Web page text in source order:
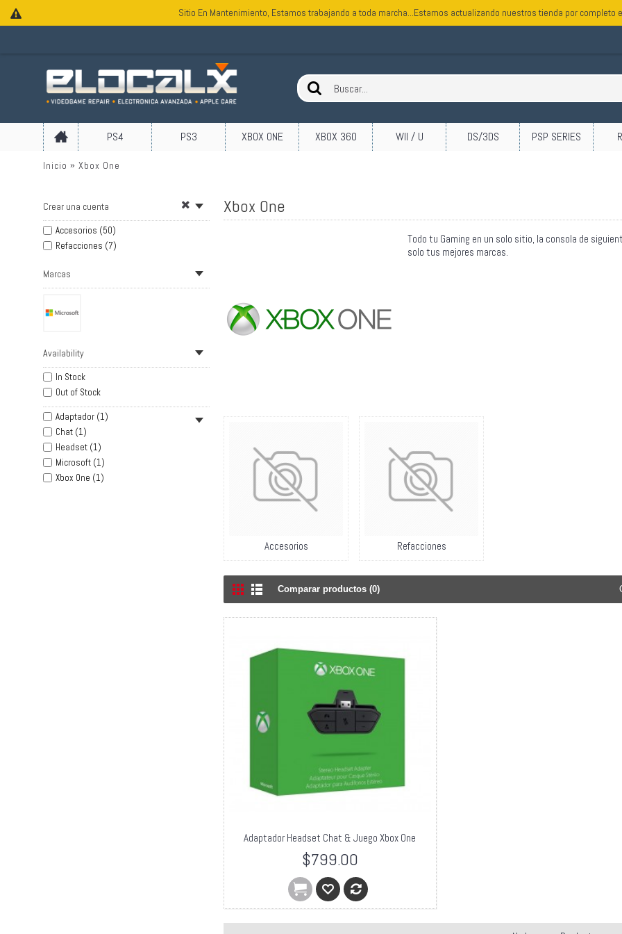
Sitio En Mantenimiento, Estamos trabajando a toda marcha...Estamos actualizando nuestros tienda por completo
PS4 PS3 XBOX ONE XBOX 360 WII / U DS/3DS PSP SERIES
Inicio Xbox One
Crear una cuenta
Accesorios (50)
Refacciones (7)
Marcas
Availability
In Stock
Out of Stock
Adaptador (1)
Chat (1)
Headset (1)
Microsoft (1)
Xbox One (1)
Xbox One
Todo tu Gaming en un solo sitio, la consola de
solo tus mejores marcas.
Accesorios Refacciones
Comparar productos (0)
Adaptador Headset Chat & Juego Xbox One
$799.00